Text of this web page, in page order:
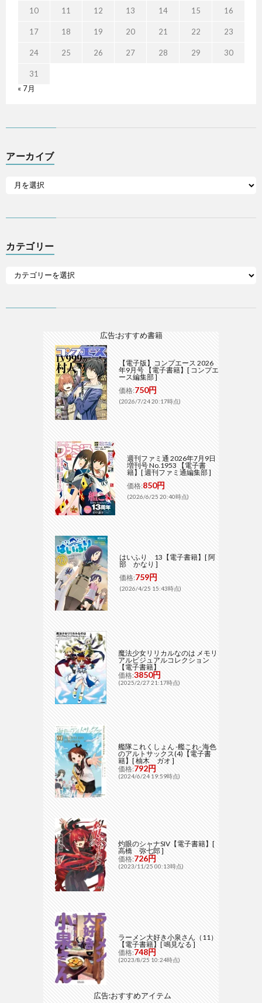
10 11 12 13 14 15 16
17 18 19 20 21 22 23
24 25 26 27 28 29 30
31
« 7月
アーカイブ
カテゴリー
広告:おすすめ書籍
【電子版】コンプエース 2026
年9月号 【電子書籍】[ コンプエ
ース編集部 ]
価格:750円
(2026/7/24 20:17時点)
週刊ファミ通 2026年7月9日
増刊号 No.1953 【電子書
籍】[ 週刊ファミ通編集部 ]
価格:850円
(2026/6/25 20:40時点)
はいふり 13【電子書籍】[ 阿
部 かなり ]
価格:759円
(2026/4/25 15:43時点)
魔法少女リリカルなのは メモリ
アルビジュアルコレクション
【電子書籍】
価格:3850円
(2025/2/27 21:17時点)
艦隊これくしょん -艦これ- 海色
のアルトサックス(4)【電子書
籍】[ 柚木 ガオ ]
価格:792円
(2024/6/24 19:59時点)
灼眼のシャナSIV【電子書籍】[
高橋 弥七郎 ]
価格:726円
(2023/11/25 00:13時点)
ラーメン大好き小泉さん（11）
【電子書籍】[ 鳴見なる ]
価格:748円
(2023/8/25 10:24時点)
広告:おすすめアイテム